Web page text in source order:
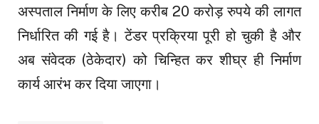
अस्पताल निर्माण के लिए करीब 20 करोड़ रुपये की लागत
निर्धारित की गई है। टेंडर प्रक्रिया पूरी हो चुकी है और
अब संवेदक (ठेकेदार) को चिन्हित कर शीघ्र ही निर्माण
कार्य आरंभ कर दिया जाएगा।